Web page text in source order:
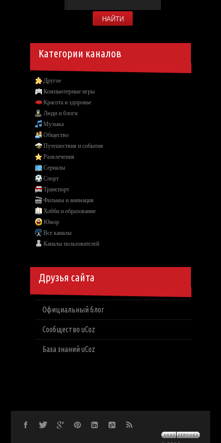
Категории каналов
Другое
Компьютерные игры
Красота и здоровье
Люди и блоги
Музыка
Общество
Путешествия и события
Развлечения
Сериалы
Спорт
Транспорт
Фильмы и анимация
Хобби и образование
Юмор
Все каналы
Каналы пользователей
Друзья сайта
Официальный блог
Сообщество uCoz
База знаний uCoz